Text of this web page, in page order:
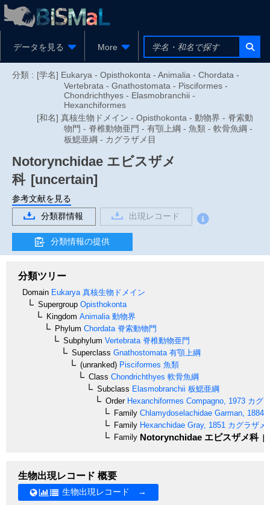
データを見る More
分類 : [学名] Eukarya - Opisthokonta - Animalia - Chordata -
Vertebrata - Gnathostomata - Pisciformes -
Chondrichthyes - Elasmobranchii -
Hexanchiformes
[和名] 真核生物ドメイン - Opisthokonta - 動物界 - 脊索動
物門 - 脊椎動物亜門 - 有顎上綱 - 魚類 - 軟骨魚綱 -
板鰓亜綱 - カグラザメ目
Notorynchidae エビスザメ
科 [uncertain]
参考文献を見る
分類群情報
出現レコード
分類情報の提供
分類ツリー
Domain Eukarya 真核生物ドメイン
Supergroup Opisthokonta
Kingdom Animalia 動物界
Phylum Chordata 脊索動物門
Subphylum Vertebrata 脊椎動物亜門
Superclass Gnathostomata 有顎上綱
(unranked) Pisciformes 魚類
Class Chondrichthyes 軟骨魚綱
Subclass Elasmobranchii 板鰓亜綱
OrderHexanchiformes Compagno, 1973 カグ
Family Chlamydoselachidae Garman, 1884
Family Hexanchidae Gray, 1851 カグラザメ
Family Notorynchidae エビスザメ科
生物出現レコード 概要
生物出現レコード →